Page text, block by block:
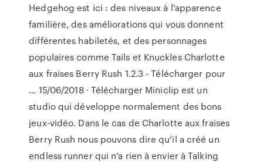
Hedgehog est ici : des niveaux à l'apparence
familière, des améliorations qui vous donnent
différentes habiletés, et des personnages
populaires comme Tails et Knuckles Charlotte
aux fraises Berry Rush 1.2.3 - Télécharger pour
... 15/06/2018 · Télécharger Miniclip est un
studio qui développe normalement des bons
jeux-vidéo. Dans le cas de Charlotte aux fraises
Berry Rush nous pouvons dire qu’il a créé un
endless runner qui n’a rien à envier à Talking